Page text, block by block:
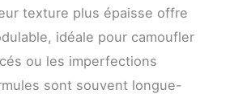
texture plus épaisse offre
idéale pour camoufler
ou les imperfections
sont souvent longue-